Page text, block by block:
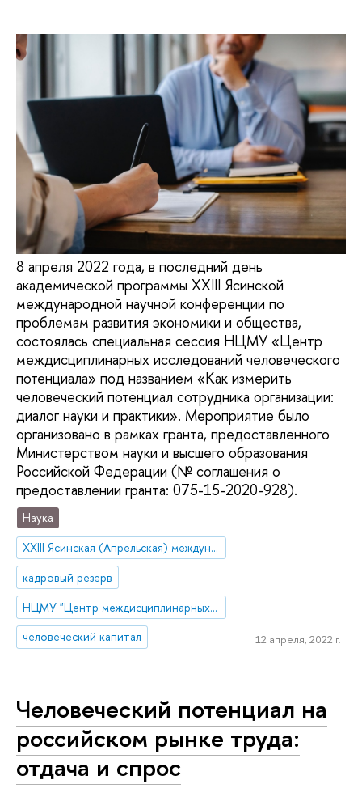
8 апреля 2022 года, в последний день
академической программы XXIII Ясинской
международной научной конференции по
проблемам развития экономики и общества,
состоялась специальная сессия НЦМУ «Центр
междисциплинарных исследований человеческого
потенциала» под названием «Как измерить
человеческий потенциал сотрудника организации:
диалог науки и практики». Мероприятие было
организовано в рамках гранта, предоставленного
Министерством науки и высшего образования
Российской Федерации (№ соглашения о
предоставлении гранта: 075-15-2020-928).
Наука
XXIII Ясинская (Апрельская) международная научная конференция
кадровый резерв
НЦМУ "Центр междисциплинарных исследований человеческого потенциала"
человеческий капитал
12 апреля, 2022 г.
Человеческий потенциал на
российском рынке труда:
отдача и спрос